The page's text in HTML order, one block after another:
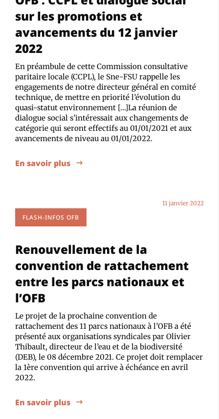
sur les promotions et
avancements du 12 janvier
2022
En préambule de cette Commission consultative
paritaire locale (CCPL), le Sne-FSU rappelle les
engagements de notre directeur général en comité
technique, de mettre en priorité l’évolution du
quasi-statut environnement […]La réunion de
dialogue social s’intéressait aux changements de
catégorie qui seront effectifs au 01/01/2021 et aux
avancements de niveau au 01/01/2022.
En savoir plus
FLASH-INFOS OFB
11 janvier 2022
Renouvellement de la
convention de rattachement
entre les parcs nationaux et
l’OFB
Le projet de la prochaine convention de
rattachement des 11 parcs nationaux à l’OFB a été
présenté aux organisations syndicales par Olivier
Thibault, directeur de l’eau et de la biodiversité
(DEB), le 08 décembre 2021. Ce projet doit remplacer
la 1ère convention qui arrive à échéance en avril
2022.
En savoir plus